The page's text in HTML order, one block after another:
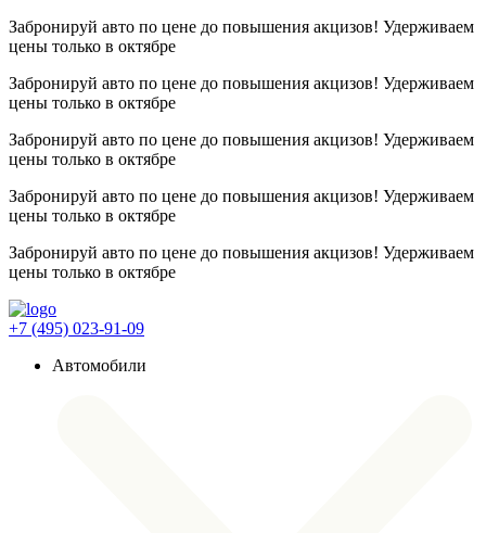
Забронируй авто по цене до повышения акцизов! Удерживаем
цены только в октябре
Забронируй авто по цене до повышения акцизов! Удерживаем
цены только в октябре
Забронируй авто по цене до повышения акцизов! Удерживаем
цены только в октябре
Забронируй авто по цене до повышения акцизов! Удерживаем
цены только в октябре
Забронируй авто по цене до повышения акцизов! Удерживаем
цены только в октябре
+7 (495) 023-91-09
Автомобили